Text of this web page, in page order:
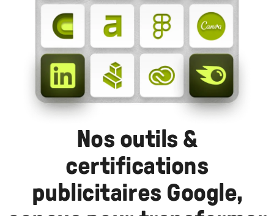
Nos outils &
certifications
publicitaires Google,